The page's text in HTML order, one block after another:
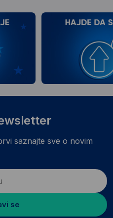
saznajte sve o novim
se